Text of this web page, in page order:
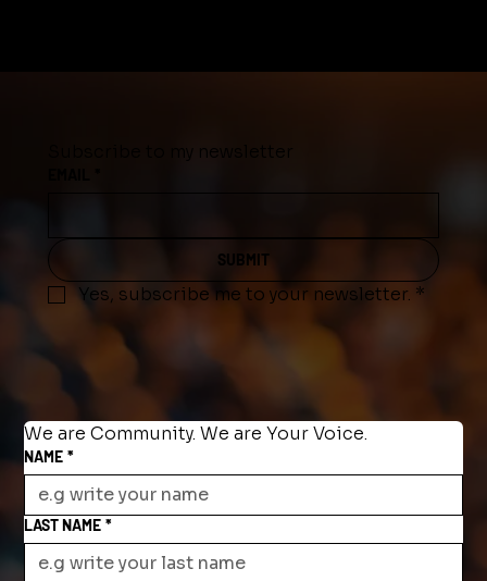
Subscribe to my newsletter
SUBMIT
Yes, subscribe me to your newsletter. *
We are Community. We are Your Voice.
NAME *
LAST NAME *